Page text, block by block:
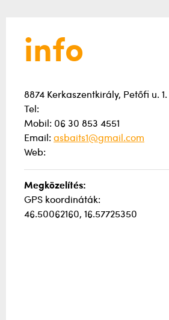
info
8874 Kerkaszentkirály, Petőfi u. 1.
Tel:
Mobil: 06 30 853 4551
Email: asbaits1@gmail.com
Web:
Megközelítés:
GPS koordináták:
46.50062160, 16.57725350